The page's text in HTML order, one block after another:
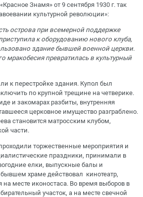
Знамя» от 9 сентября 1930 г. так
культурной революции»:
острова при всемерной поддержке
к оборудованию нового клуба,
здание бывшей военной церкви.
мракобесия превратилась в культурный
к перестройке здания. Купол был
по крупной трещине на четверике.
и закомарах разбиты, внутренняя
церковное имущество разграблено.
становится матросским клубом,
части.
торжественные мероприятия и
праздники, принимали в
елки, выпускные балы и
храме действовал кинотеатр,
месте иконостаса. Во время выборов в
участок, а на месте свечной